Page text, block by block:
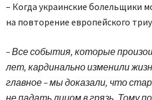
– Когда украинские болельщики
на повторение европейского
– Все события, которые
лет, кардинально изменили
главное – мы доказали, что